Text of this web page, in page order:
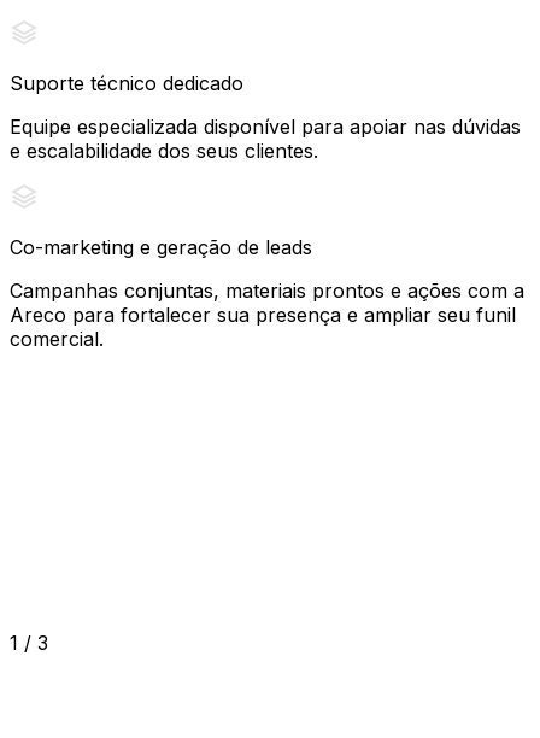
Suporte técnico dedicado
Equipe especializada disponível para apoiar nas dúvidas
e escalabilidade dos seus clientes.
Co-marketing e geração de leads
Campanhas conjuntas, materiais prontos e ações com a
Areco para fortalecer sua presença e ampliar seu funil
comercial.
1 / 3